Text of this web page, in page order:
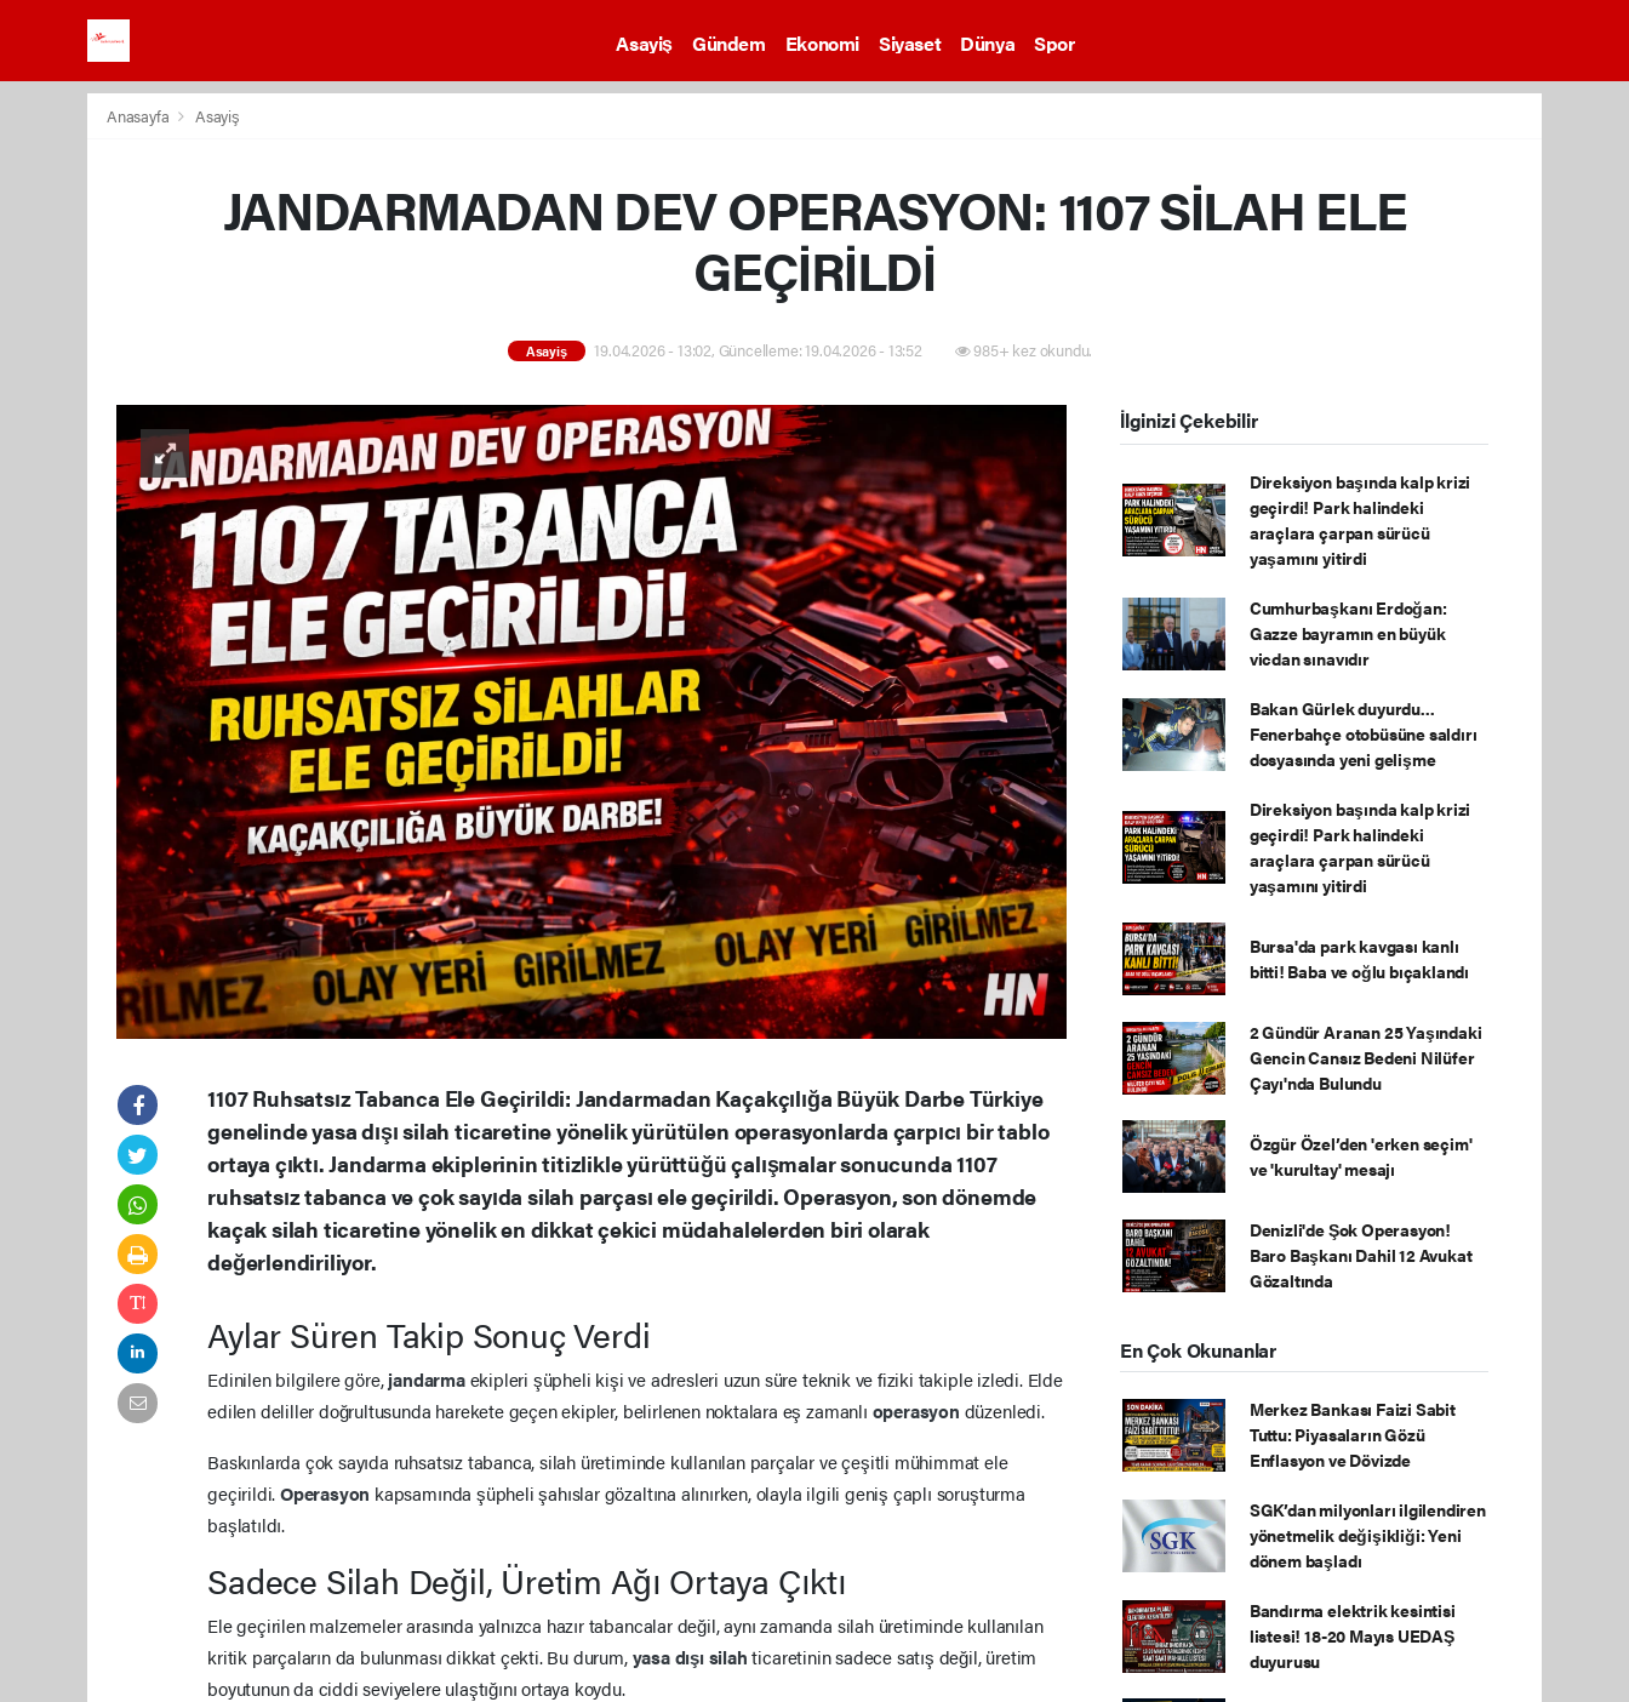
Asayiş Gündem Ekonomi Siyaset Dünya Spor
Anasayfa Asayiş
JANDARMADAN DEV OPERASYON: 1107 SİLAH ELE
GEÇİRİLDİ
Asayiş 19.04.2026 - 13:02, Güncelleme: 19.04.2026 - 13:52 985+ kez okundu.
1107 Ruhsatsız Tabanca Ele Geçirildi: Jandarmadan Kaçakçılığa Büyük Darbe Türkiye
genelinde yasa dışı silah ticaretine yönelik yürütülen operasyonlarda çarpıcı bir tablo
ortaya çıktı. Jandarma ekiplerinin titizlikle yürüttüğü çalışmalar sonucunda 1107
ruhsatsız tabanca ve çok sayıda silah parçası ele geçirildi. Operasyon, son dönemde
kaçak silah ticaretine yönelik en dikkat çekici müdahalelerden biri olarak
değerlendiriliyor.
Aylar Süren Takip Sonuç Verdi
Edinilen bilgilere göre,jandarmaekipleri şüpheli kişi ve adresleri uzun süre teknik ve fiziki takiple izledi. Elde
edilen deliller doğrultusunda harekete geçen ekipler, belirlenen noktalara eş zamanlı operasyon düzenledi.
Baskınlarda çok sayıda ruhsatsız tabanca, silah üretiminde kullanılan parçalar ve çeşitli mühimmat ele
geçirildi.Operasyon kapsamında şüpheli şahıslar gözaltına alınırken, olayla ilgili geniş çaplı soruşturma
başlatıldı.
Sadece Silah Değil, Üretim Ağı Ortaya Çıktı
Ele geçirilen malzemeler arasında yalnızca hazır tabancalar değil, aynı zamanda silah üretiminde kullanılan
kritik parçaların da bulunması dikkat çekti. Bu durum,yasa dışı silahticaretinin sadece satış değil, üretim
boyutunun da ciddi seviyelere ulaştığını ortaya koydu.
İlginizi Çekebilir
Direksiyon başında kalp krizi
geçirdi! Park halindeki
araçlara çarpan sürücü
yaşamını yitirdi
Cumhurbaşkanı Erdoğan:
Gazze bayramın en büyük
vicdan sınavıdır
Bakan Gürlek duyurdu...
Fenerbahçe otobüsüne saldırı
dosyasında yeni gelişme
Direksiyon başında kalp krizi
geçirdi! Park halindeki
araçlara çarpan sürücü
yaşamını yitirdi
Bursa'da park kavgası kanlı
bitti! Baba ve oğlu bıçaklandı
2 Gündür Aranan 25 Yaşındaki
Gencin Cansız Bedeni Nilüfer
Çayı'nda Bulundu
Özgür Özel’den 'erken seçim'
ve 'kurultay' mesajı
Denizli'de Şok Operasyon!
Baro Başkanı Dahil 12 Avukat
Gözaltında
En Çok Okunanlar
Merkez Bankası Faizi Sabit
Tuttu: Piyasaların Gözü
Enflasyon ve Dövizde
SGK’dan milyonları ilgilendiren
yönetmelik değişikliği: Yeni
dönem başladı
Bandırma elektrik kesintisi
listesi! 18-20 Mayıs UEDAŞ
duyurusu